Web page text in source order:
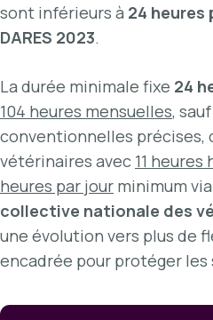
sont inférieurs à 24 heures
DARES 2023.
La durée minimale fixe 24
104 heures mensuelles,
conventionnelles précises,
vétérinaires avec 11
heures par jour minimum
collective nationale des
une évolution vers plus de
encadrée pour protéger les